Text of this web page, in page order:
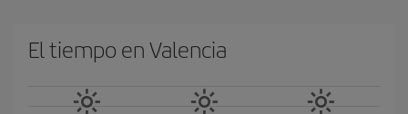
El tiempo en Valencia